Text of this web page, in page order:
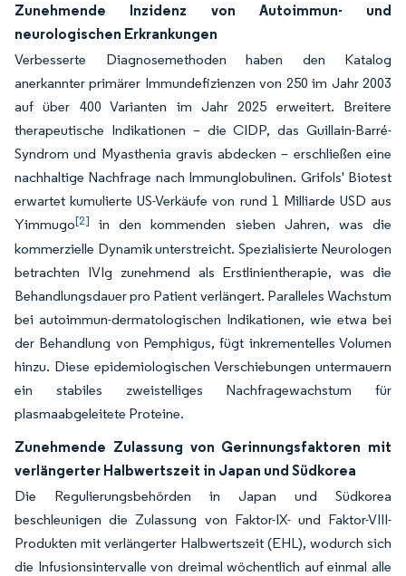
Zunehmende Inzidenz von Autoimmun- und
neurologischen Erkrankungen
Verbesserte Diagnosemethoden haben den Katalog
anerkannter primärer Immundefizienzen von 250 im Jahr 2003
auf über 400 Varianten im Jahr 2025 erweitert. Breitere
therapeutische Indikationen – die CIDP, das Guillain-Barré-
Syndrom und Myasthenia gravis abdecken – erschließen eine
nachhaltige Nachfrage nach Immunglobulinen. Grifols' Biotest
erwartet kumulierte US-Verkäufe von rund 1 Milliarde USD aus
Yimmugo[2]
in den kommenden sieben Jahren, was die
kommerzielle Dynamik unterstreicht. Spezialisierte Neurologen
betrachten IVIg zunehmend als Erstlinientherapie, was die
Behandlungsdauer pro Patient verlängert. Paralleles Wachstum
bei autoimmun-dermatologischen Indikationen, wie etwa bei
der Behandlung von Pemphigus, fügt inkrementelles Volumen
hinzu. Diese epidemiologischen Verschiebungen untermauern
ein stabiles zweistelliges Nachfragewachstum für
plasmaabgeleitete Proteine.
Zunehmende Zulassung von Gerinnungsfaktoren mit
verlängerter Halbwertszeit in Japan und Südkorea
Die Regulierungsbehörden in Japan und Südkorea
beschleunigen die Zulassung von Faktor-IX- und Faktor-VIII-
Produkten mit verlängerter Halbwertszeit (EHL), wodurch sich
die Infusionsintervalle von dreimal wöchentlich auf einmal alle